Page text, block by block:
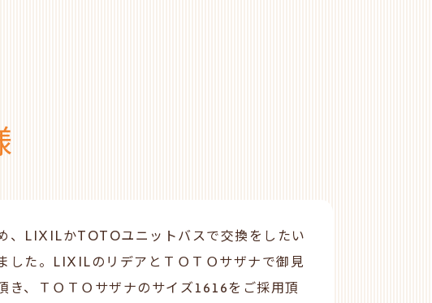
、LIXILかTOTOユニットバスで交換をしたい
した。LIXILのリデアとＴＯＴＯサザナで御見
き、ＴＯＴＯサザナのサイズ1616をご採用頂